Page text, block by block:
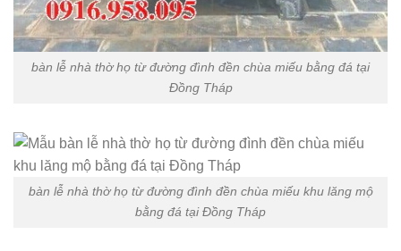
bàn lễ nhà thờ họ từ đường đình đền chùa miếu bằng đá tại
Đồng Tháp
bàn lễ nhà thờ họ từ đường đình đền chùa miếu khu lăng mộ
bằng đá tại Đồng Tháp